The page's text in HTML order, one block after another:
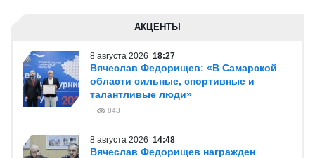
АКЦЕНТЫ
8 августа 2026 18:27
Вячеслав Федорищев: «В Самарской
области сильные, спортивные и
талантливые люди»
843
8 августа 2026 14:48
Вячеслав Федорищев награжден